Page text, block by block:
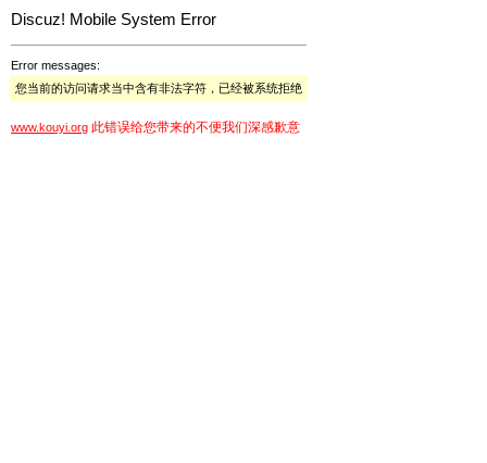
Discuz! Mobile System Error
Error messages:
您当前的访问请求当中含有非法字符，已经被系统拒绝
www.kouyi.org 此错误给您带来的不便我们深感歉意